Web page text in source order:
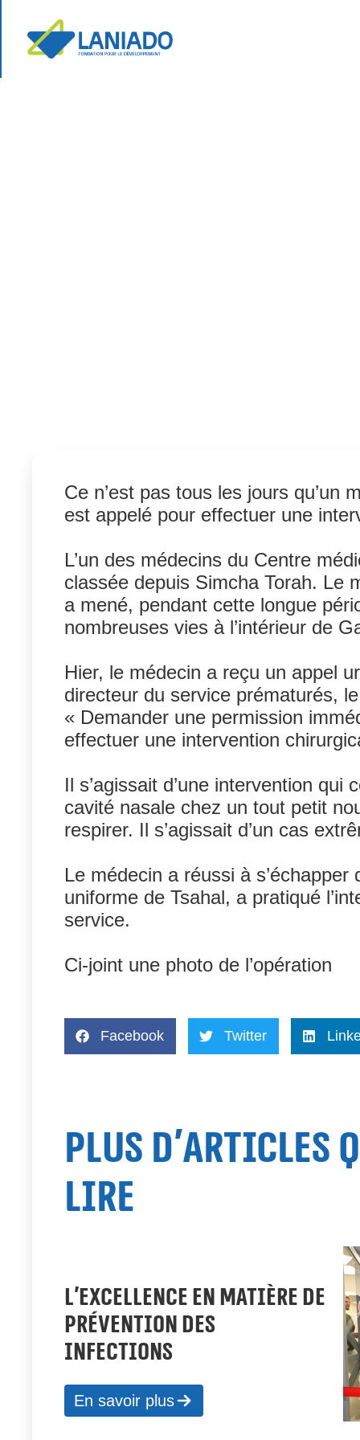
Ce n’est pas tous les jours qu’un
est appelé pour effectuer une
L’un des médecins du Centre
classée depuis Simcha Torah. Le
a mené, pendant cette longue
nombreuses vies à l’intérieur de
Hier, le médecin a reçu un appel
directeur du service prématurés,
« Demander une permission
effectuer une intervention
Il s’agissait d’une intervention
cavité nasale chez un tout petit
respirer. Il s’agissait d’un cas
Le médecin a réussi à s’échapper
uniforme de Tsahal, a pratiqué
service.
Ci-joint une photo de l’opération
Facebook Twitter
Plus d'articles
lire
L’EXCELLENCE EN MATIÈRE DE
PRÉVENTION DES
INFECTIONS
En savoir plus